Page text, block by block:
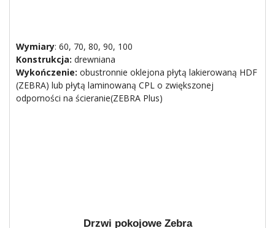
Wymiary: 60, 70, 80, 90, 100
Konstrukcja: drewniana
Wykończenie: obustronnie oklejona płytą lakierowaną HDF
(ZEBRA) lub płytą laminowaną CPL o zwiększonej
odporności na ścieranie(ZEBRA Plus)
Drzwi pokojowe Zebra